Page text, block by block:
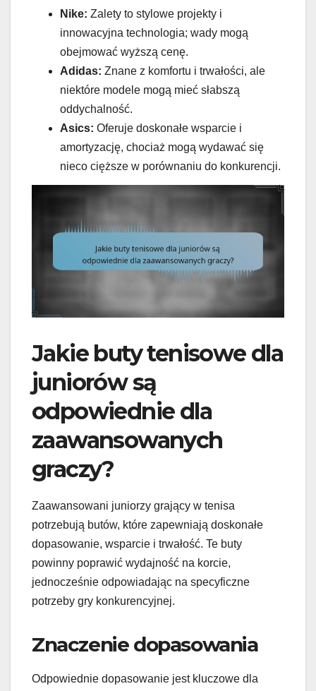
Nike: Zalety to stylowe projekty i
innowacyjna technologia; wady mogą
obejmować wyższą cenę.
Adidas: Znane z komfortu i trwałości, ale
niektóre modele mogą mieć słabszą
oddychalność.
Asics: Oferuje doskonałe wsparcie i
amortyzację, chociaż mogą wydawać się
nieco cięższe w porównaniu do konkurencji.
Jakie buty tenisowe dla
juniorów są
odpowiednie dla
zaawansowanych
graczy?
Zaawansowani juniorzy grający w tenisa
potrzebują butów, które zapewniają doskonałe
dopasowanie, wsparcie i trwałość. Te buty
powinny poprawić wydajność na korcie,
jednocześnie odpowiadając na specyficzne
potrzeby gry konkurencyjnej.
Znaczenie dopasowania
Odpowiednie dopasowanie jest kluczowe dla